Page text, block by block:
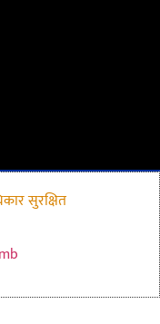
सुरक्षित